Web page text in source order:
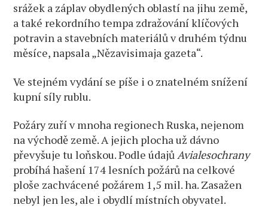
srážek a záplav obydlených oblastí na jihu země,
a také rekordního tempa zdražování klíčových
potravin a stavebních materiálů v druhém týdnu
měsíce, napsala „Nězavisimaja gazeta“.
Ve stejném vydání se píše i o znatelném snížení
kupní síly rublu.
Požáry zuří v mnoha regionech Ruska, nejenom
na východě země. A jejich plocha už dávno
převyšuje tu loňskou. Podle údajůAvialesochrany
probíhá hašení 174 lesních požárů na celkové
ploše zachvácené požárem 1,5 mil. ha. Zasažen
nebyl jen les, ale i obydlí místních obyvatel.